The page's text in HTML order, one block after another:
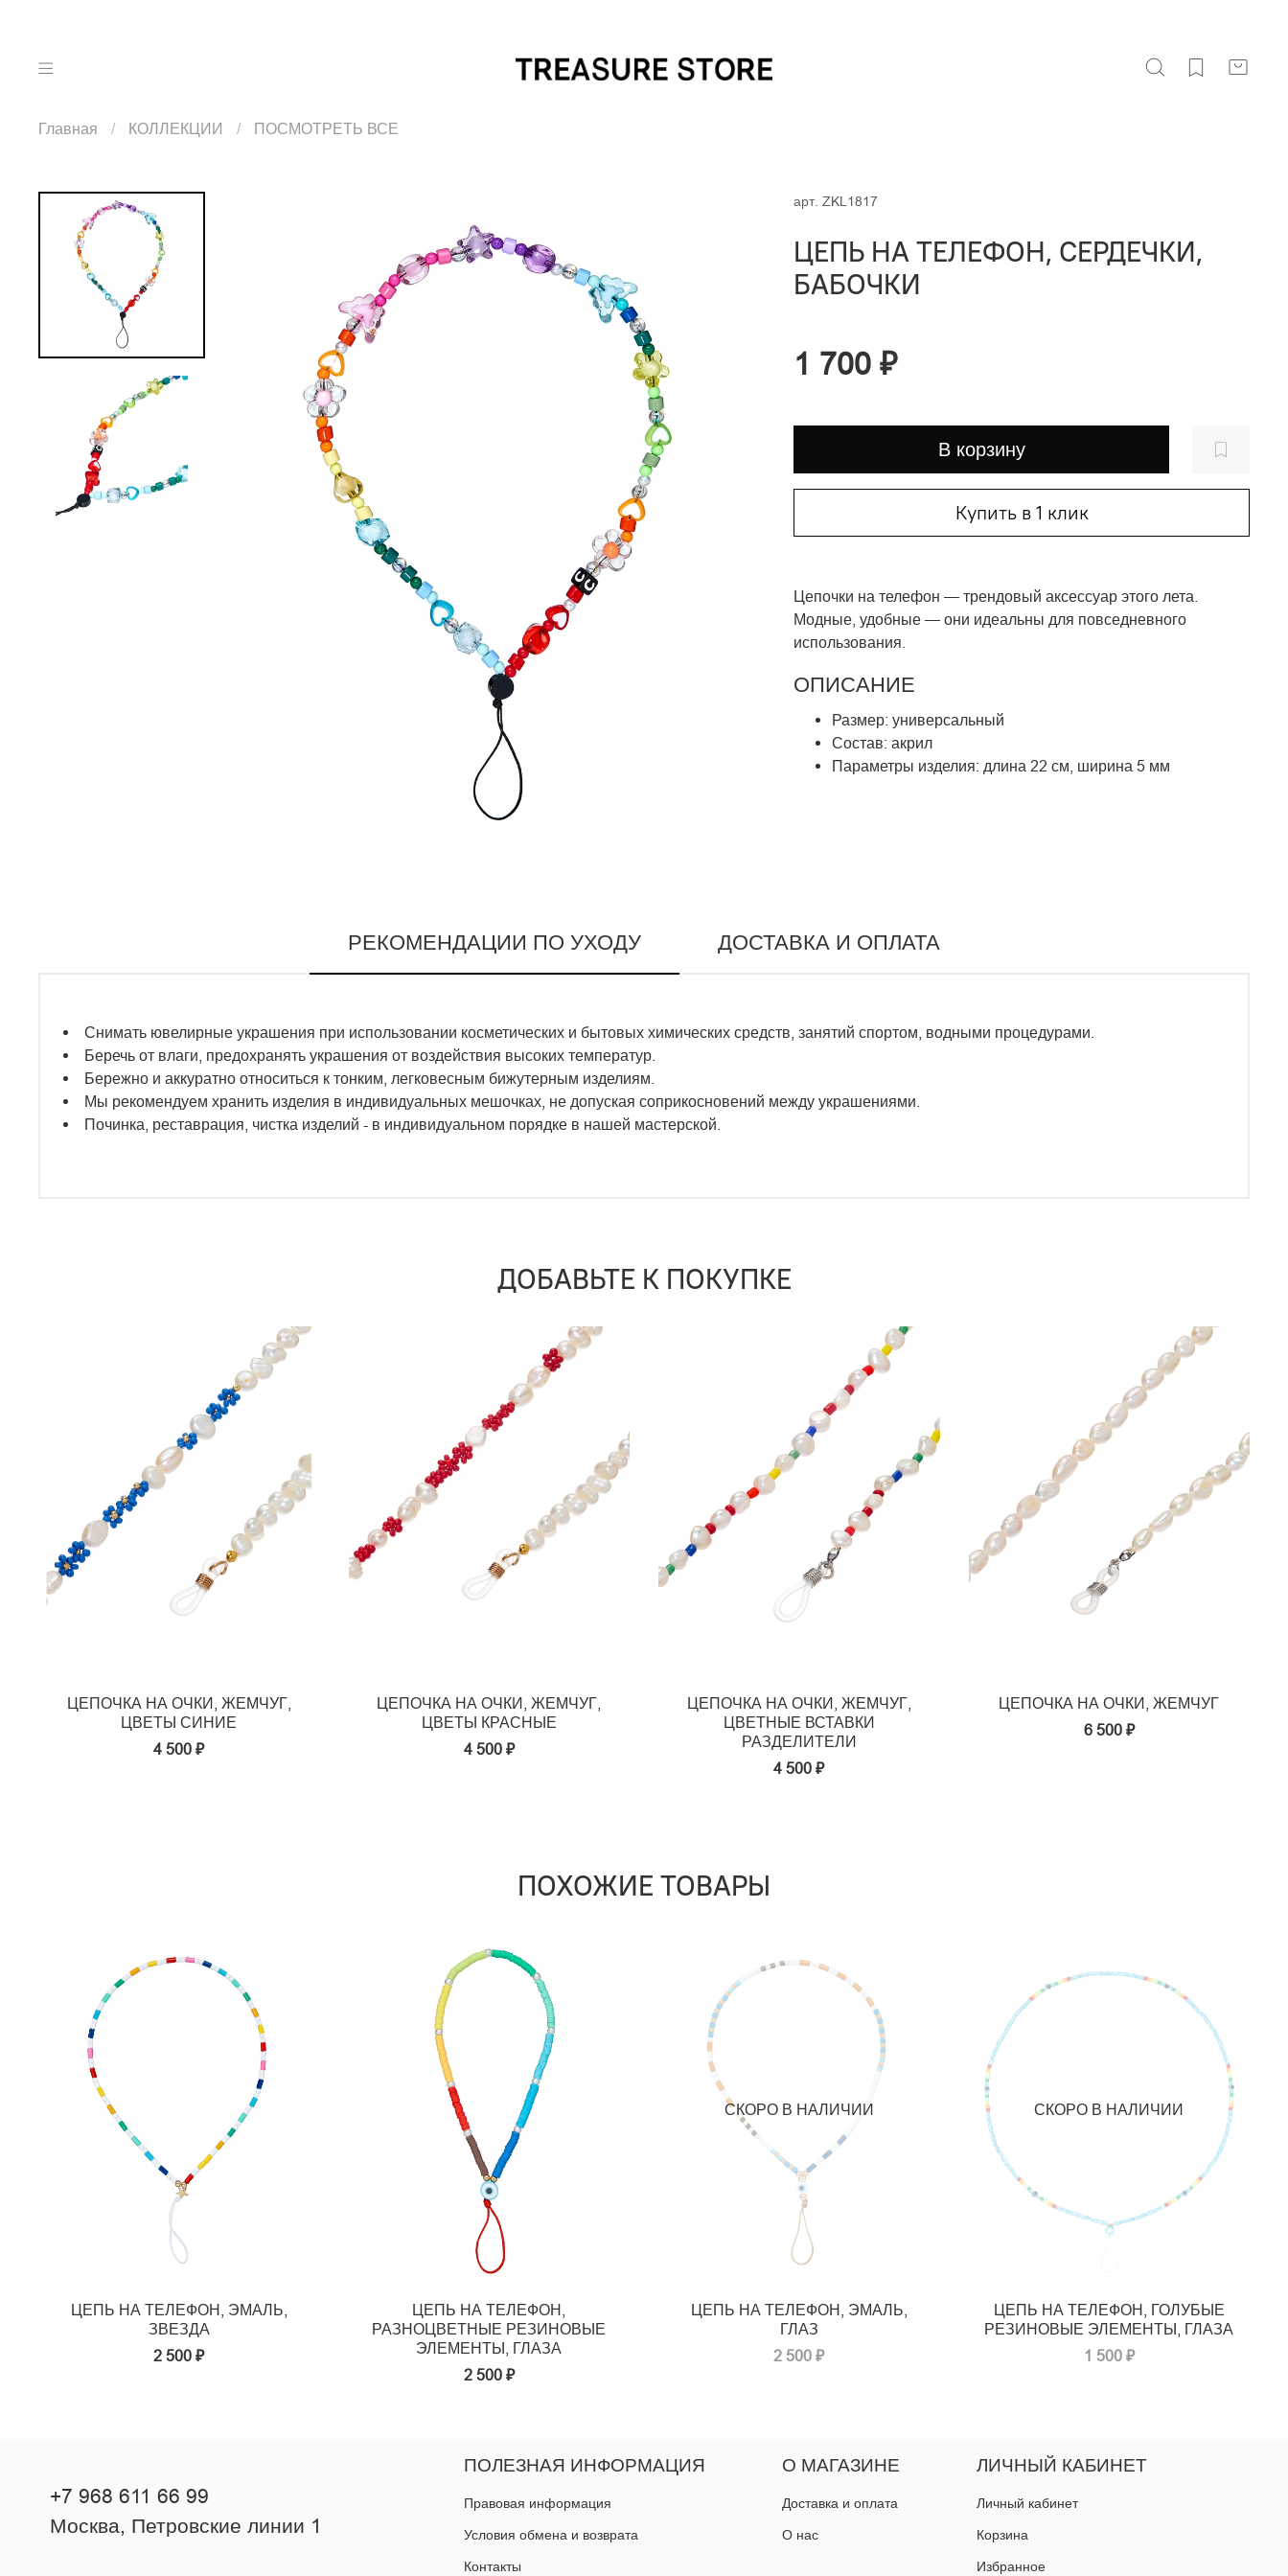
Главная КОЛЛЕКЦИИ ПОСМОТРЕТЬ ВСЕ
арт.ZKL1817
ЦЕПЬ НА ТЕЛЕФОН, СЕРДЕЧКИ,
БАБОЧКИ
1 700 ₽
В корзину
Купить в 1 клик
Цепочки на телефон—трендовый аксессуар этого лета.
Модные, удобные— они идеальны для повседневного
использования.
ОПИСАНИЕ
Размер:универсальный
Состав: акрил
Параметры изделия: длина 22 см, ширина 5 мм
РЕКОМЕНДАЦИИ ПО УХОДУ ДОСТАВКА И ОПЛАТА
Снимать ювелирные украшения при использовании косметических и бытовых химических средств, занятий спортом, водными процедурами.
Беречь от влаги, предохранять украшения от воздействия высоких температур.
Бережно и аккуратно относиться к тонким, легковесным бижутерным изделиям.
Мы рекомендуем хранить изделия в индивидуальных мешочках, не допуская соприкосновений между украшениями.
Починка, реставрация, чистка изделий - в индивидуальном порядке в нашей мастерской.
ДОБАВЬТЕ К ПОКУПКЕ
ЦЕПОЧКА НА ОЧКИ, ЖЕМЧУГ,
ЦВЕТЫ СИНИЕ
4 500 ₽
ЦЕПОЧКА НА ОЧКИ, ЖЕМЧУГ,
ЦВЕТЫ КРАСНЫЕ
4 500 ₽
ЦЕПОЧКА НА ОЧКИ, ЖЕМЧУГ,
ЦВЕТНЫЕ ВСТАВКИ
РАЗДЕЛИТЕЛИ
4 500 ₽
ЦЕПОЧКА НА ОЧКИ, ЖЕМЧУГ
6 500 ₽
ПОХОЖИЕ ТОВАРЫ
ЦЕПЬ НА ТЕЛЕФОН, ЭМАЛЬ,
ЗВЕЗДА
2 500 ₽
ЦЕПЬ НА ТЕЛЕФОН,
РАЗНОЦВЕТНЫЕ РЕЗИНОВЫЕ
ЭЛЕМЕНТЫ, ГЛАЗА
2 500 ₽
СКОРО В НАЛИЧИИ
ЦЕПЬ НА ТЕЛЕФОН, ЭМАЛЬ,
ГЛАЗ
2 500 ₽
СКОРО В НАЛИЧИИ
ЦЕПЬ НА ТЕЛЕФОН, ГОЛУБЫЕ
РЕЗИНОВЫЕ ЭЛЕМЕНТЫ, ГЛАЗА
1 500 ₽
ПОЛЕЗНАЯ ИНФОРМАЦИЯ
Правовая информация
Условия обмена и возврата
Контакты
О МАГАЗИНЕ
Доставка и оплата
О нас
ЛИЧНЫЙ КАБИНЕТ
Личный кабинет
Корзина
Избранное
+7 968 611 66 99
Москва, Петровские линии 1